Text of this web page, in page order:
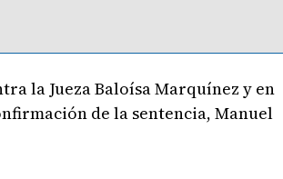
la Jueza Baloísa Marquínez y en
de la sentencia, Manuel